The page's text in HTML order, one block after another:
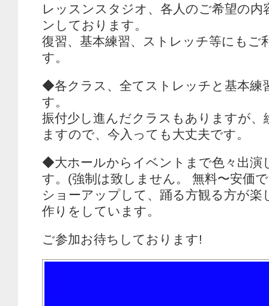
レッスンスタジオ、各人のご希望の内
ンしております。
復習、基本練習、ストレッチ等にもご
す。
◆各クラス、全てストレッチと基本練
す。
振付少し進んだクラスもありますが、
ますので、今入っても大丈夫です。
◆大ホールからイベントまで色々出演
す。(強制は致しません。 無料〜安価
ショーアップして、踊る方観る方が楽
作りをしています。
ご参加お待ちしております!